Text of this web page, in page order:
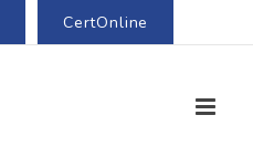
CertOnline